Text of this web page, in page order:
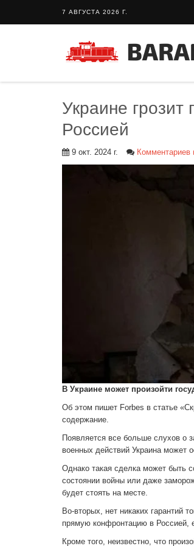
7 АВГУСТА 2026 Г.
Украине грозит
Россией
9 окт. 2024 г. Комментариев
В Украине может произойти
Об этом пишет Forbes в статье
содержание.
Появляется все больше слухов о
военных действий Украина может
Однако такая сделка может быть
состоянии войны или даже
будет стоять на месте.
Во-вторых, нет никаких гарантий
прямую конфронтацию в Россией,
Кроме того, неизвестно, что